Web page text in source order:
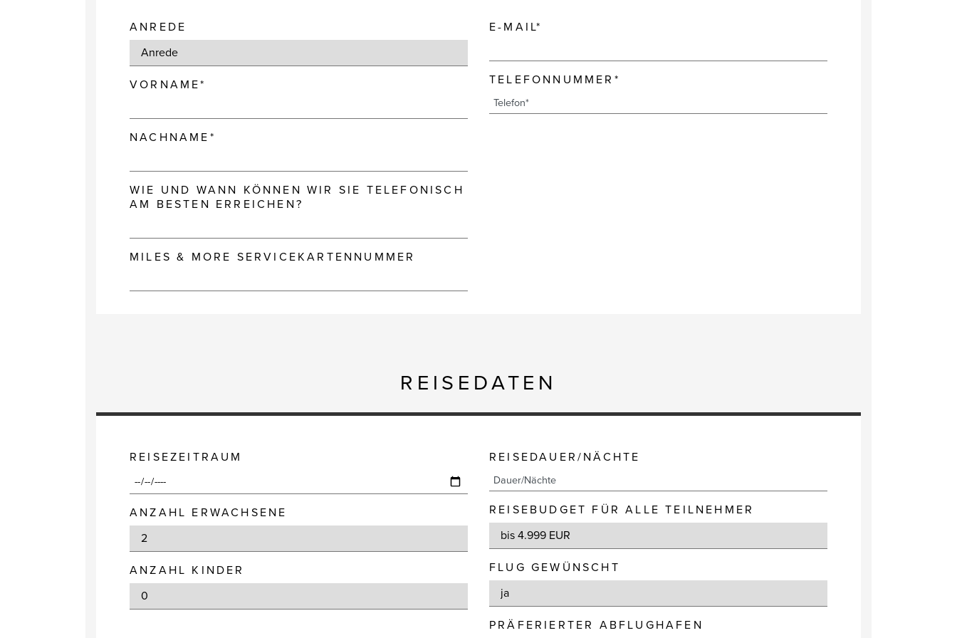
ANREDE
VORNAME*
NACHNAME*
E-MAIL*
TELEFONNUMMER*
WIE UND WANN KÖNNEN WIR SIE TELEFONISCH
AM BESTEN ERREICHEN?
MILES & MORE SERVICEKARTENNUMMER
REISEDATEN
REISEZEITRAUM
ANZAHL ERWACHSENE
ANZAHL KINDER
REISEDAUER/NÄCHTE
REISEBUDGET FÜR ALLE TEILNEHMER
FLUG GEWÜNSCHT
PRÄFERIERTER ABFLUGHAFEN